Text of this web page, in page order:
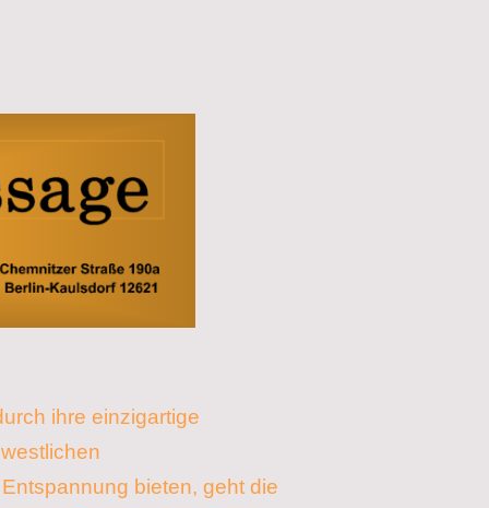
ihre einzigartige
bieten, geht die